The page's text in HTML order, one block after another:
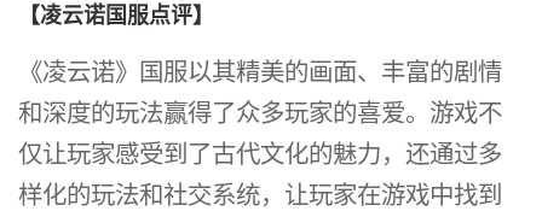
【凌云诺国服点评】
《凌云诺》国服以其精美的画面、丰富的剧情
和深度的玩法赢得了众多玩家的喜爱。游戏不
仅让玩家感受到了古代文化的魅力，还通过多
样化的玩法和社交系统，让玩家在游戏中找到